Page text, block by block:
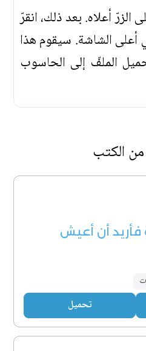
الزرّ أعلاه. بعد ذلك، انقرّ
أعلى الشاشة. سيقوم هذا
الملفّ إلى الحاسوب
من الكتب
فأريد أن أعيش
تحميل